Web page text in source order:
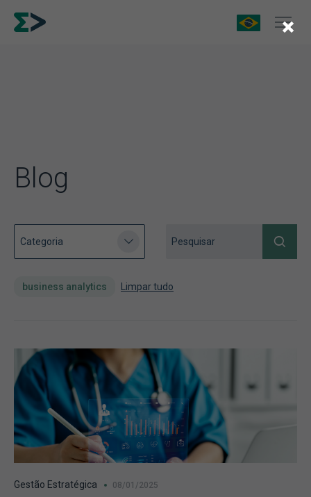
Blog
business analytics Limpar tudo
Gestão Estratégica 08/01/2025
×